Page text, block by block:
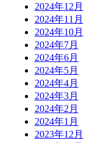
2024年12月
2024年11月
2024年10月
2024年7月
2024年6月
2024年5月
2024年4月
2024年3月
2024年2月
2024年1月
2023年12月